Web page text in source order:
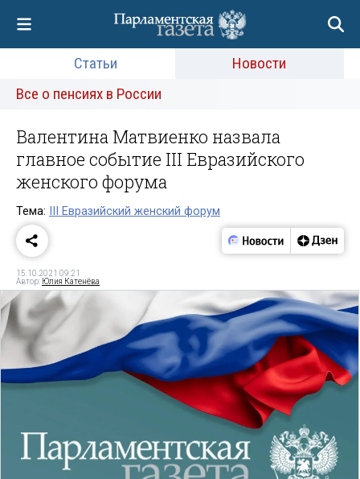
Статьи
Новости
Все о пенсиях в России
Валентина Матвиенко назвала
главное событие III Евразийского
женского форума
Тема: III Евразийский женский форум
15.10.2021 09:21
Автор: Юлия Катенёва